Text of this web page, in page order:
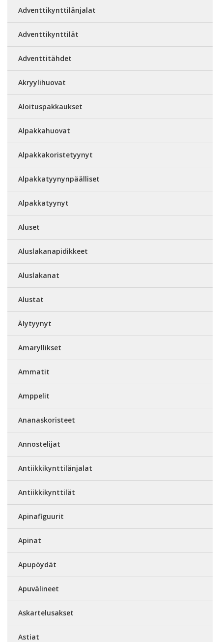
Adventtikynttilänjalat
Adventtikynttilät
Adventtitähdet
Akryylihuovat
Aloituspakkaukset
Alpakkahuovat
Alpakkakoristetyynyt
Alpakkatyynynpäälliset
Alpakkatyynyt
Aluset
Aluslakanapidikkeet
Aluslakanat
Alustat
Älytyynyt
Amaryllikset
Ammatit
Amppelit
Ananaskoristeet
Annostelijat
Antiikkikynttilänjalat
Antiikkikynttilät
Apinafiguurit
Apinat
Apupöydät
Apuvälineet
Askartelusakset
Astiat